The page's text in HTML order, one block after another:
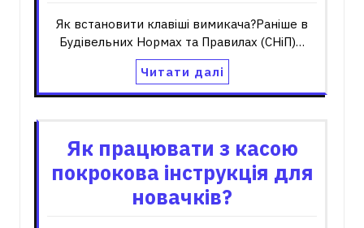
Як встановити клавіші вимикача?Раніше в
Будівельних Нормах та Правилах (СНіП)…
Читати далі
Як працювати з касою
покрокова інструкція для
новачків?